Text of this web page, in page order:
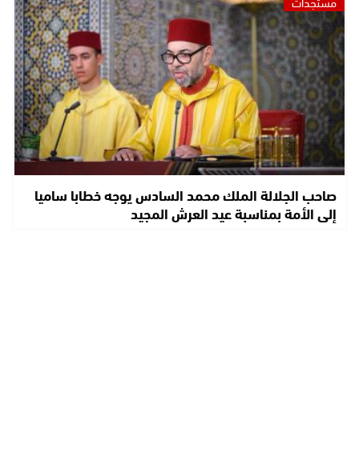
صاحب الجلالة الملك محمد السادس يوجه خطابا ساميا
إلى الأمة بمناسبة عيد العرش المجيد